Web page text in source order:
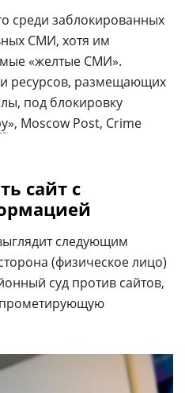
среди заблокированных
СМИ, хотя им
«желтые СМИ».
ресурсов, размещающих
под блокировку
», Moscow Post, Crime
сайт с
следующим
(физическое лицо)
суд против сайтов,